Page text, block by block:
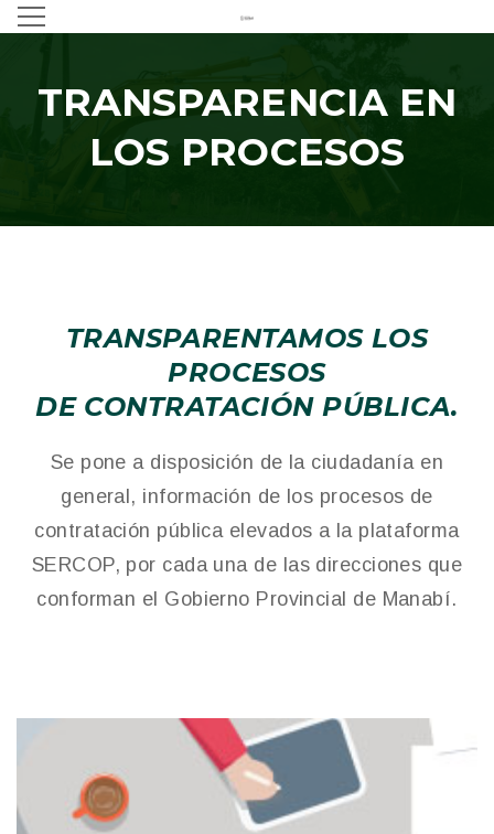
TRANSPARENCIA EN
LOS PROCESOS
TRANSPARENTAMOS LOS
PROCESOS
DE CONTRATACIÓN PÚBLICA.
Se pone a disposición de la ciudadanía en
general, información de los procesos de
contratación pública elevados a la plataforma
SERCOP, por cada una de las direcciones que
conforman el Gobierno Provincial de Manabí.
Dirección Administrativa